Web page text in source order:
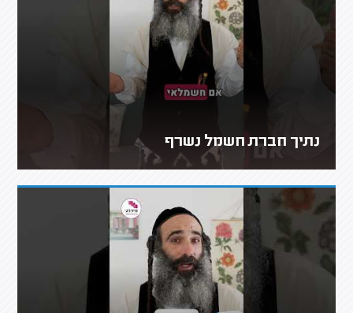
נתיך חברת חשמל נשרף